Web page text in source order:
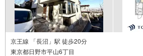
京王線 「長沼」駅 徒歩20分
東京都日野市平山6丁目